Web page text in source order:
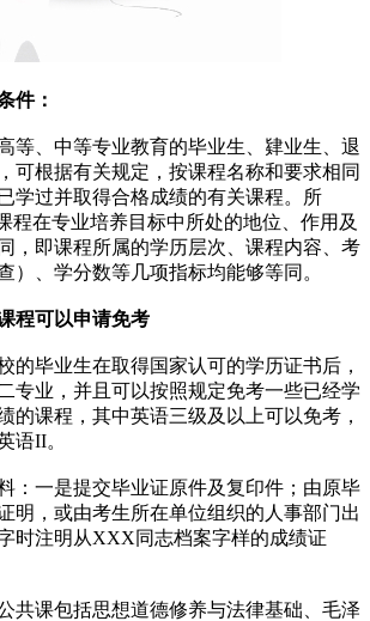
件：
等、中等专业教育的毕业生、肄业生、退
可根据有关规定，按课程名称和要求相同
学过并取得合格成绩的有关课程。所
程在专业培养目标中所处的地位、作用及
，即课程所属的学历层次、课程内容、考
）、学分数等几项指标均能够等同。
程可以申请免考
的毕业生在取得国家认可的学历证书后，
专业，并且可以按照规定免考一些已经学
的课程，其中英语三级及以上可以免考，
语II。
：一是提交毕业证原件及复印件；由原毕
明，或由考生所在单位组织的人事部门出
时注明从XXX同志档案字样的成绩证
共课包括思想道德修养与法律基础、毛泽